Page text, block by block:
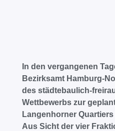
In den vergangenen
Bezirksamt Hamburg-
des städtebaulich-
Wettbewerbs zur
Langenhorner
Aus Sicht der vier